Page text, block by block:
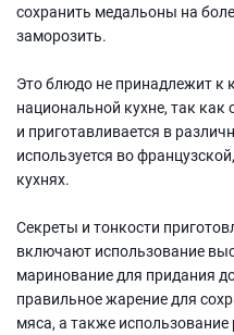
сохранить медальоны на
заморозить.
Это блюдо не принадлежит к
национальной кухне, так как
и приготавливается в
используется во
кухнях.
Секреты и тонкости
включают использование
маринование для придания
правильное жарение для
мяса, а также